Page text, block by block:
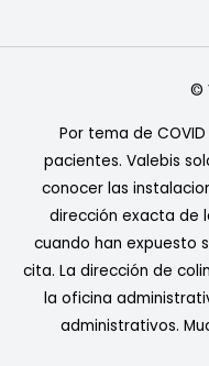
©
Por tema de
pacientes. Valebis
conocer las
dirección exacta de
cuando han expuesto
cita. La dirección de
la oficina
administrativos.